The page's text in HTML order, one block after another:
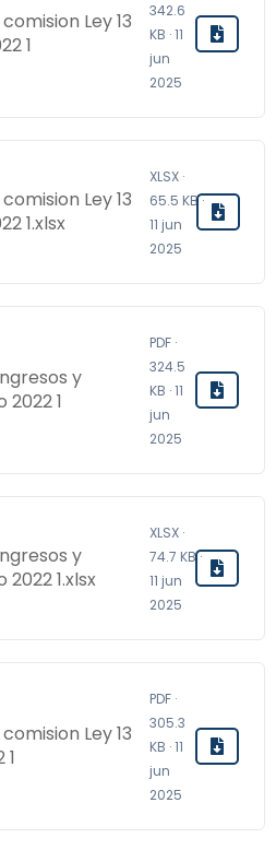
Ley 13
1
342.6
KB · 11
jun
2025
Ley 13
1.xlsx
XLSX ·
65.5 KB ·
11 jun
2025
y
2022 1
PDF ·
324.5
KB · 11
jun
2025
y
2022 1.xlsx
XLSX ·
74.7 KB ·
11 jun
2025
Ley 13
1
PDF ·
305.3
KB · 11
jun
2025